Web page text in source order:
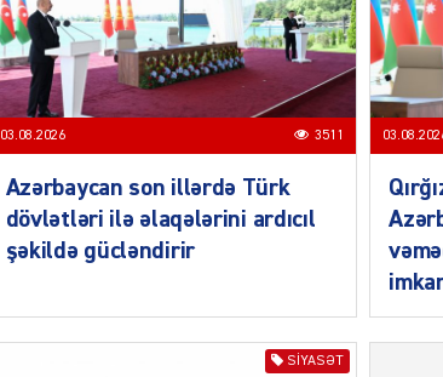
DÜNYA
03.08.2026 3511
Azərbaycan son illərdə Türk
dövlətləri ilə əlaqələrini ardıcıl
şəkildə gücləndirir
SIYASƏT